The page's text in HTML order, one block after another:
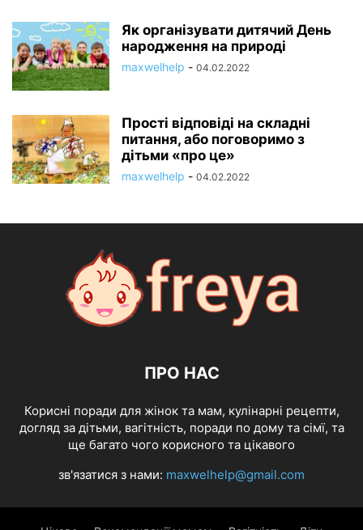
Як організувати дитячий День
народження на природі
maxwelhelp - 04.02.2022
Прості відповіді на складні
питання, або поговоримо з
дітьми «про це»
maxwelhelp - 04.02.2022
ПРО НАС
Корисні поради для жінок та мам, кулінарні рецепти,
догляд за дітьми, вагітність, поради по дому та сімї, та
ще багато чого корисного та цікавого
зв'язатися з нами: maxwelhelp@gmail.com